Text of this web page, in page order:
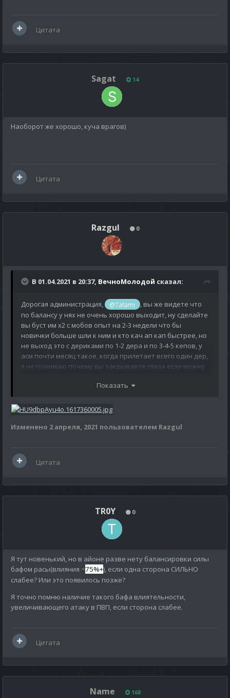
Цитата
Sagat 14
Наоборот же хорошо, куча врагов)
Цитата
Razgul 0
В 01.04.2021 в 20:37, ВечноМолодой сказал:
Дорогая администрация, @Tatami
, вы же видете что
по балансу у нях не очень хорошо выходит, ну сделайте
вы буст им х2 с мобов опыт на 2-3 недели что бы
новички больше шли к ним и кто кач ап кап быстрее, но
не выход это с дериками по 1-2 дера и по 3-4-5 кепов, у
асм почти месяц такое, когда прилетает всего один дер,
я не понимаю почему вы закрываете глаза если можно
объявите будет обновление, или нет, ну сделайте вы на
попытаться исправить баланс, ( есть еще вариант
которые только за одну расу играет, так что один
Показать
Изменено 2 апреля, 2021 пользователем Razgul
Цитата
TR0Y 0
Я тут новенький, но в айоне разве нету балансировки силы
бафом расы(влияния ~75%+), если одна сторона СИЛЬНО
слабее? Или это появилось позже?
Я точно помню наличие такого бафа влиятельности,
увеличивающего атаку в ПВП, если сторона слабее.
Цитата
Name 168